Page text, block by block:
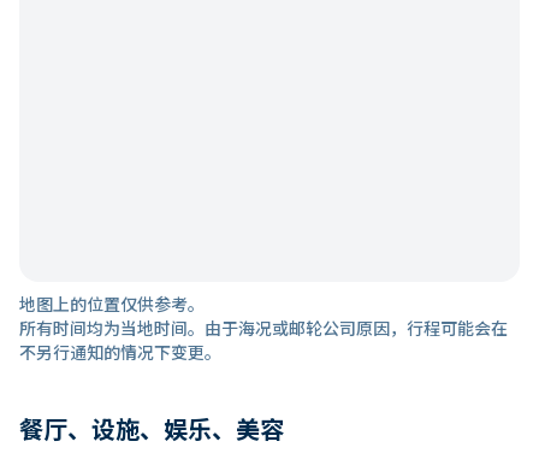
地图上的位置仅供参考。
所有时间均为当地时间。由于海况或邮轮公司原因，行程可能会在
不另行通知的情况下变更。
餐厅、设施、娱乐、美容